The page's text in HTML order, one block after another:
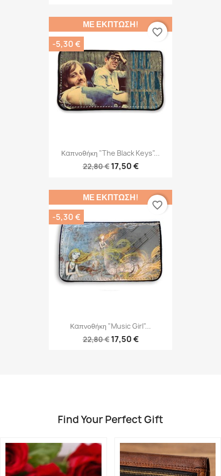
Καπνοθήκη "The Black Keys"...
22,80 € 17,50 €
ΜΕ ΈΚΠΤΩΣΗ!
-5,30 €
favorite_border
Καπνοθήκη "Music Girl"...
22,80 € 17,50 €
ΜΕ ΈΚΠΤΩΣΗ!
-5,30 €
favorite_border
Find Your Perfect Gift